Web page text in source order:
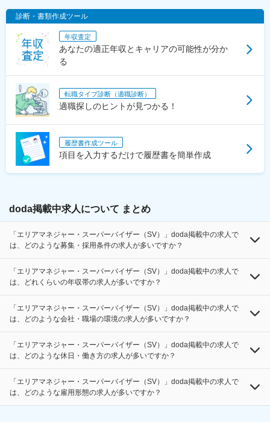
診断・書類作成ツール
年収査定
あなたの適正年収とキャリアの可能性が分か
る
転職タイプ診断（適職診断）
適職探しのヒントが見つかる！
履歴書作成ツール
項目を入力するだけで履歴書を簡単作成
doda掲載中求人について まとめ
「エリアマネジャー・スーパーバイザー（SV）」doda掲載中の求人で
は、どのような募集・採用条件の求人が多いですか？
「エリアマネジャー・スーパーバイザー（SV）」doda掲載中の求人で
は、どれくらいの年収帯の求人が多いですか？
「エリアマネジャー・スーパーバイザー（SV）」doda掲載中の求人で
は、どのような会社・職場の環境の求人が多いですか？
「エリアマネジャー・スーパーバイザー（SV）」doda掲載中の求人で
は、どのような休日・働き方の求人が多いですか？
「エリアマネジャー・スーパーバイザー（SV）」doda掲載中の求人で
は、どのような雇用形態の求人が多いですか？